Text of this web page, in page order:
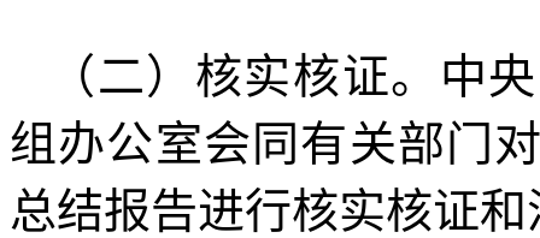
（二）核实核证。中
组办公室会同有关部门
总结报告进行核实核证